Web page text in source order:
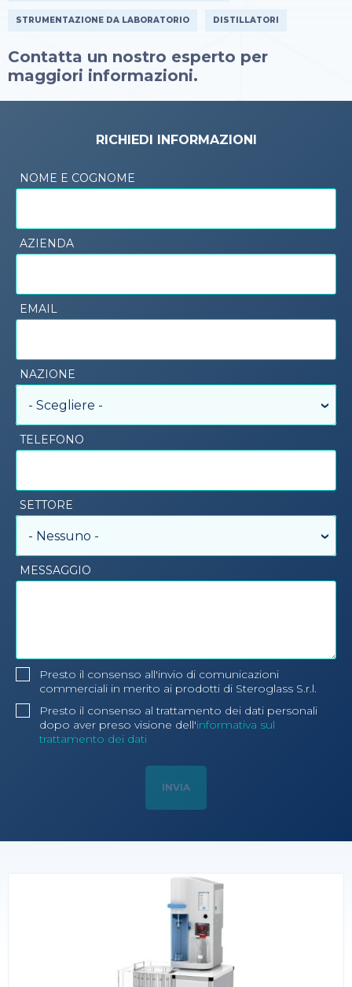
STRUMENTAZIONE DA LABORATORIO DISTILLATORI
Contatta un nostro esperto per
maggiori informazioni.
RICHIEDI INFORMAZIONI
NOME E COGNOME
AZIENDA
EMAIL
NAZIONE
- Scegliere -
TELEFONO
SETTORE
- Nessuno -
MESSAGGIO
Presto il consenso all'invio di comunicazioni
commerciali in merito ai prodotti di Steroglass S.r.l.
Presto il consenso al trattamento dei dati personali
dopo aver preso visione dell'informativa sul
trattamento dei dati